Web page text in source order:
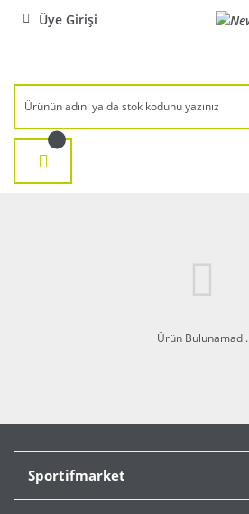
Üye Girişi
Ürün Bulunamadı.
Sportifmarket